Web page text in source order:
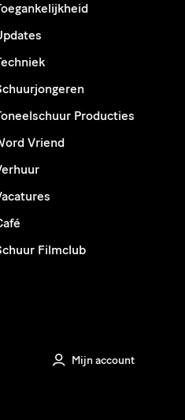
Producties
Vriend
Filmclub
Mijn account